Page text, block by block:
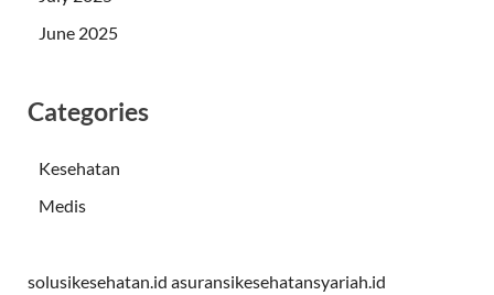
June 2025
Categories
Kesehatan
Medis
solusikesehatan.id asuransikesehatansyariah.id